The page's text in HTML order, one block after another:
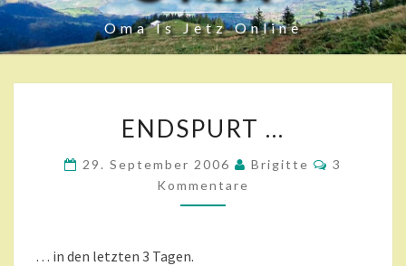
Oma Is Jetz Online
N
S
P
U
ENDSPURT …
29. September 2006 Brigitte
K
O
3
Kommentare
… in den letzten 3 Tagen.